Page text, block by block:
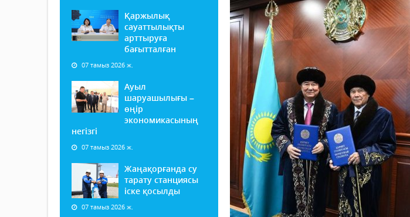
Қаржылық
сауаттылықты
арттыруға
бағытталған
07 тамыз 2026 ж.
Ауыл
шаруашылығы –
өңір
экономикасының
негізгі
07 тамыз 2026 ж.
Жаңақорғанда су
тарату станциясы
іске қосылды
07 тамыз 2026 ж.